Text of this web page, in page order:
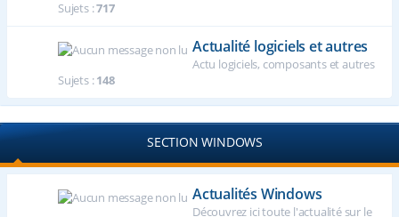
Sujets :717
Actualité logiciels et autres
Actu logiciels, composants et autres
Sujets :148
SECTION WINDOWS
Actualités Windows
Découvrez ici toute l'actualité sur le